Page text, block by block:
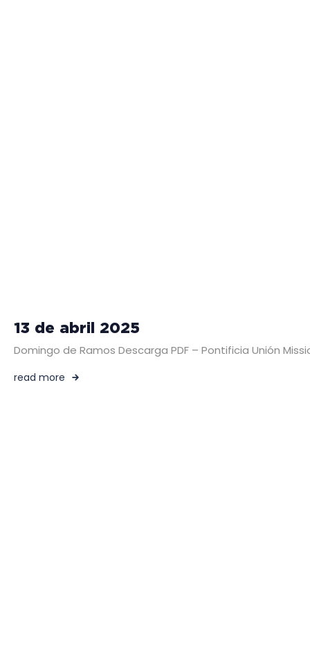
13 de abril 2025
Domingo de Ramos Descarga PDF – Pontificia Unión
read more